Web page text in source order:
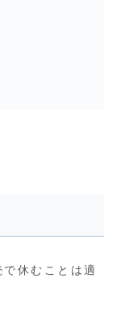
休むことは適